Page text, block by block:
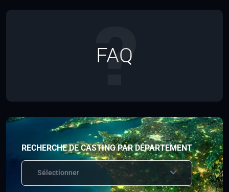
FAQ
RECHERCHE DE CASTING PAR DÉPARTEMENT
Sélectionner